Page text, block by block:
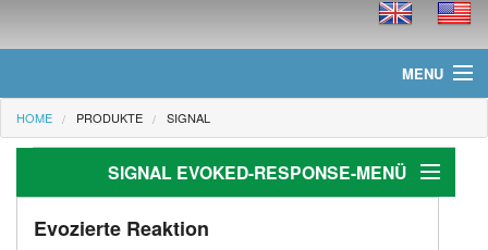
MENU
Home
Produkte
HOME PRODUKTE SIGNAL
SIGNAL EVOKED-RESPONSE-MENÜ
Evozierte Reaktion